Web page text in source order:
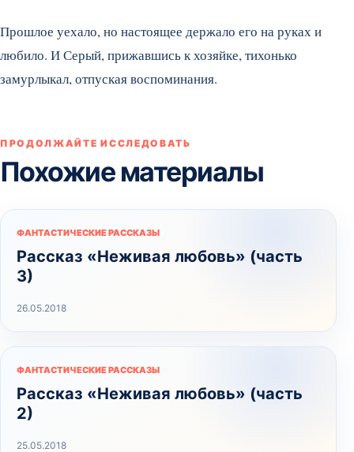
Прошлое уехало, но настоящее держало его на руках и
любило. И Серый, прижавшись к хозяйке, тихонько
замурлыкал, отпуская воспоминания.
ПРОДОЛЖАЙТЕ ИССЛЕДОВАТЬ
Похожие материалы
ФАНТАСТИЧЕСКИЕ РАССКАЗЫ
Рассказ «Неживая любовь» (часть
3)
26.05.2018
ФАНТАСТИЧЕСКИЕ РАССКАЗЫ
Рассказ «Неживая любовь» (часть
2)
25.05.2018